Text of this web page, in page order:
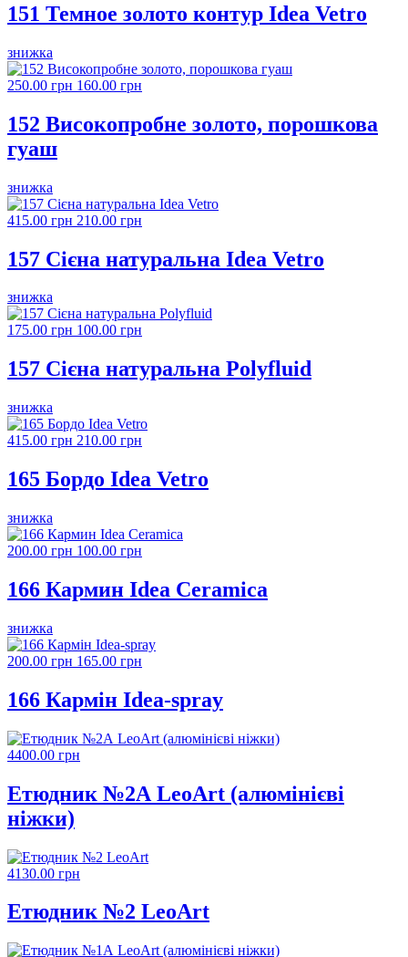
151 Темное золото контур Idea Vetro
знижка
250.00 грн 160.00 грн
152 Високопробне золото, порошкова
гуаш
знижка
415.00 грн 210.00 грн
157 Сієна натуральна Idea Vetro
знижка
175.00 грн 100.00 грн
157 Сієна натуральна Polyfluid
знижка
415.00 грн 210.00 грн
165 Бордо Idea Vetro
знижка
200.00 грн 100.00 грн
166 Кармин Idea Ceramica
знижка
200.00 грн 165.00 грн
166 Кармін Idea-spray
4400.00 грн
Етюдник №2А LeoArt (алюмінієві
ніжки)
4130.00 грн
Етюдник №2 LeoArt